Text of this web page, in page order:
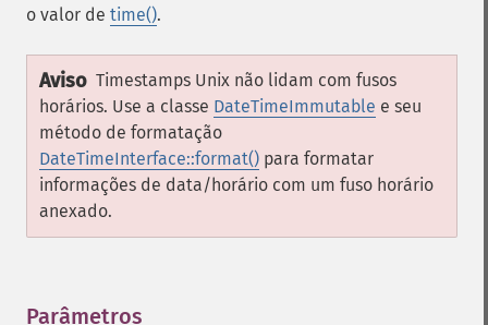
o valor de time().
Aviso Timestamps Unix não lidam com fusos
horários. Use a classe DateTimeImmutable e seu
método de formatação
DateTimeInterface::format() para formatar
informações de data/horário com um fuso horário
anexado.
Parâmetros